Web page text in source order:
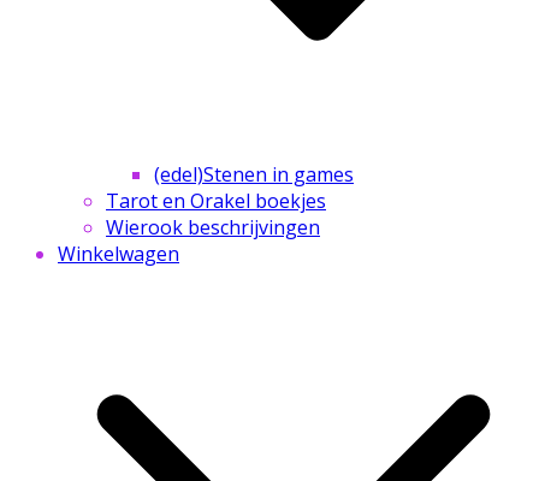
(edel)Stenen in games
Tarot en Orakel boekjes
Wierook beschrijvingen
Winkelwagen